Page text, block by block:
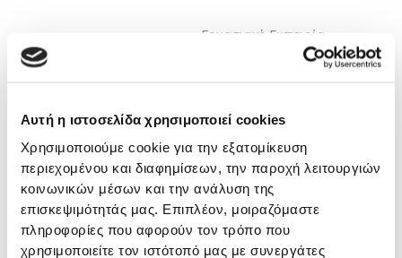
Αυτή η ιστοσελίδα χρησιμοποιεί cookies
Χρησιμοποιούμε cookie για την εξατομίκευση
περιεχομένου και διαφημίσεων, την παροχή λειτουργιών
κοινωνικών μέσων και την ανάλυση της
επισκεψιμότητάς μας. Επιπλέον, μοιραζόμαστε
πληροφορίες που αφορούν τον τρόπο που
χρησιμοποιείτε τον ιστότοπό μας με συνεργάτες
Εργασιακή Εμπειρία
Ουρολογική
Κλινική της Fulda,
Γερμανία
Επιμελητής Β’ και
Α΄ 2020-2023,
Ουρολογική
Πανεπιστημιακή